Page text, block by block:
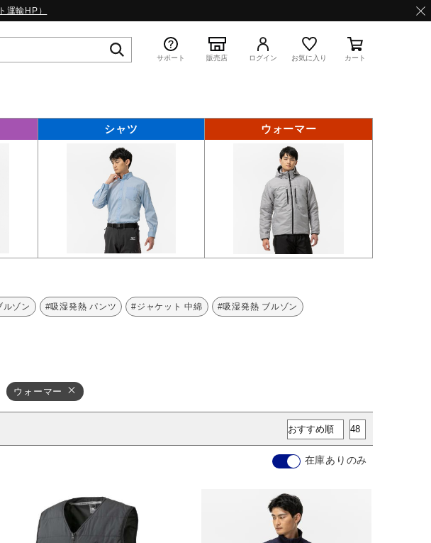
運輸HP）
WAVE PROPHECY 13.2
サポート 販売店 ログイン お気に入り カート
シャツ ウォーマー
ルゾン #吸湿発熱 パンツ #ジャケット 中綿 #吸湿発熱 ブルゾン
ウォーマー
在庫ありのみ